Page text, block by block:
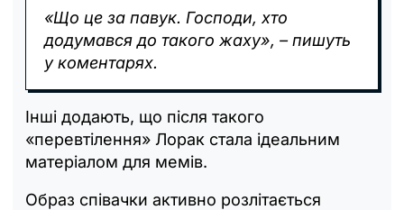
«Що це за павук. Господи, хто
додумався до такого жаху», – пишуть
у коментарях.
Інші додають, що після такого
«перевтілення» Лорак стала ідеальним
матеріалом для мемів.
Образ співачки активно розлітається